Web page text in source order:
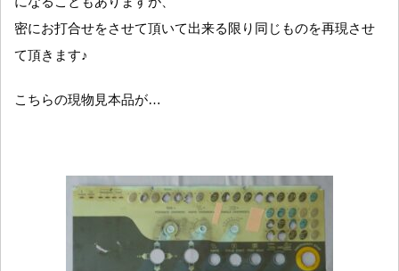
密にお打合せをさせて頂いて出来る限り同じものを再現させ
て頂きます♪
こちらの現物見本品が…